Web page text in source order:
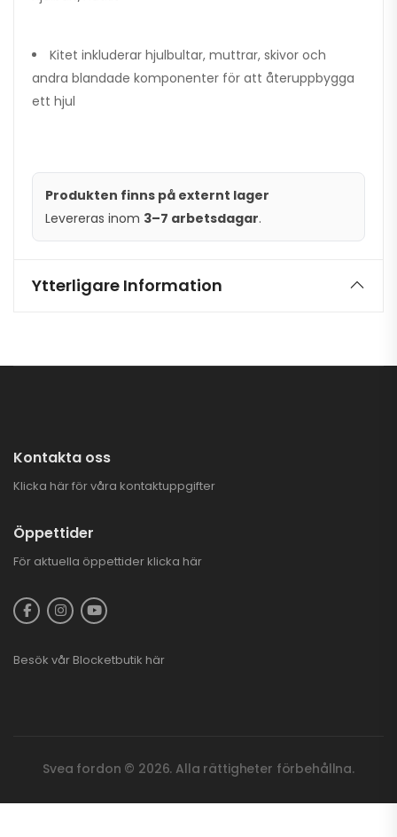
Kitet inkluderar hjulbultar, muttrar, skivor och
andra blandade komponenter för att återuppbygga
ett hjul
Produkten finns på externt lager
Levereras inom 3–7 arbetsdagar.
Ytterligare Information
Kontakta oss
Klicka här för våra kontaktuppgifter
Öppettider
För aktuella öppettider klicka här
Besök vår Blocketbutik här
Svea fordon © 2026. Alla rättigheter förbehållna.